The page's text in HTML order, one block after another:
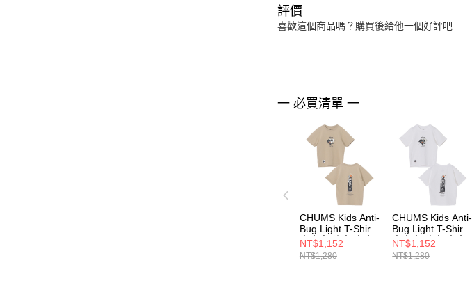
評價
喜歡這個商品嗎？購買後給他一個好評吧
一 必買清單 一
CHUMS Kids Anti-
Bug Light T-Shirt
中大童 防蟲 中大
童 短袖上衣 淺卡
其綠
NT$1,152
NT$1,280
CHUMS Kids Anti-
Bug Light T-Shirt
中大童 防蟲 中大
童 短袖上衣 白色
CH211435W001
NT$1,152
NT$1,280